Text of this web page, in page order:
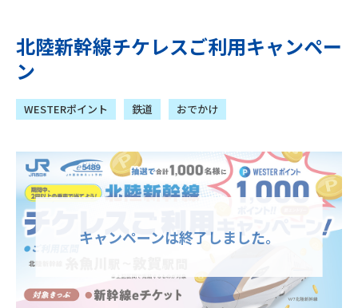
北陸新幹線チケレスご利用キャンペー
ン
WESTERポイント 鉄道 おでかけ